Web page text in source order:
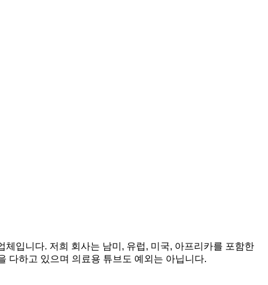
입니다. 저희 회사는 남미, 유럽, 미국, 아프리카를 포함한
다하고 있으며 의료용 튜브도 예외는 아닙니다.